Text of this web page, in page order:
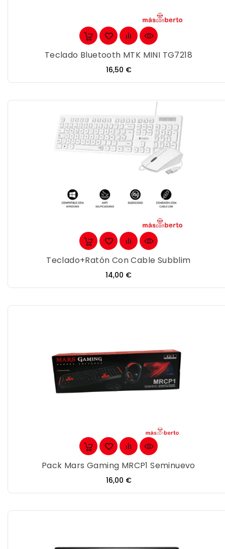
Teclado Bluetooth MTK MINI TG7218
Precio
16,50 €
Teclado+ratón Con Cable Subblim
Precio
14,00 €
Pack Mars Gaming MRCP1 Seminuevo
Precio
16,00 €